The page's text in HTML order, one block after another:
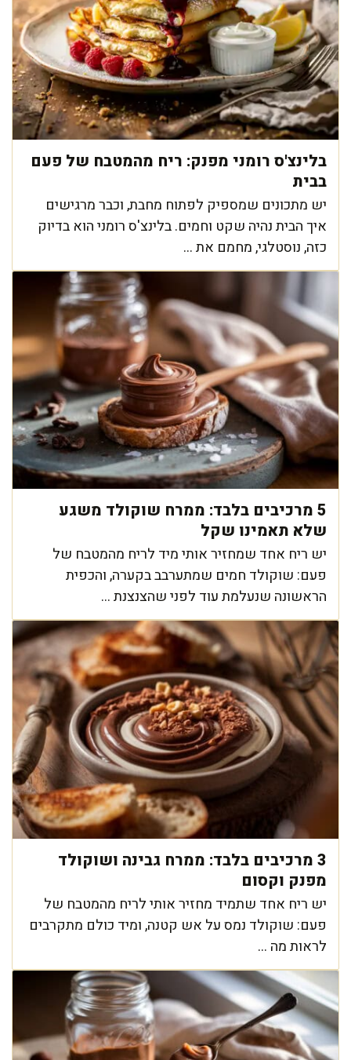
בלינצ'ס רומני מפנק: ריח מהמטבח של פעם
בבית
יש מתכונים שמספיק לפתוח מחבת, וכבר מרגישים
איך הבית נהיה שקט וחמים. בלינצ'ס רומני הוא בדיוק
כזה, נוסטלגי, מחמם את ...
5 מרכיבים בלבד: ממרח שוקולד משגע
שלא תאמינו שקל
יש ריח אחד שמחזיר אותי מיד לריח מהמטבח של
פעם: שוקולד חמים שמתערבב בקערה, והכפית
הראשונה שנעלמת עוד לפני שהצנצנת ...
3 מרכיבים בלבד: ממרח גבינה ושוקולד
מפנק וקסום
יש ריח אחד שתמיד מחזיר אותי לריח מהמטבח של
פעם: שוקולד נמס על אש קטנה, ומיד כולם מתקרבים
לראות מה ...